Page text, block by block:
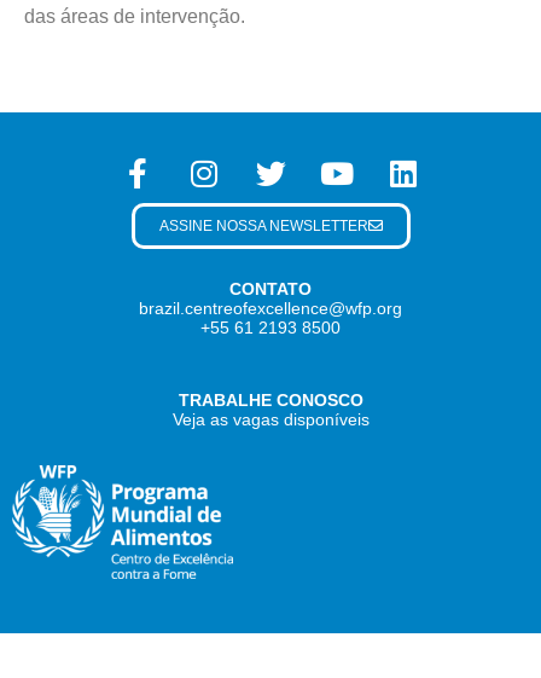
das áreas de intervenção.
CONTATO
brazil.centreofexcellence@wfp.org
+55 61 2193 8500
TRABALHE CONOSCO
Veja as vagas disponíveis
ASSINE NOSSA NEWSLETTER